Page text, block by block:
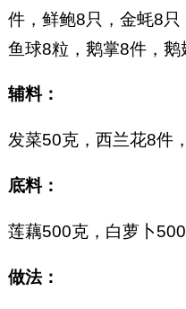
件，鲜鲍8只，金蚝8
鱼球8粒，鹅掌8件，鹅
辅料：
发菜50克，西兰花8件
底料：
莲藕500克，白萝卜500
做法：